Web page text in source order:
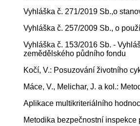
Vyhláška č. 271/2019 Sb.,o
Vyhláška č. 257/2009 Sb., o
Vyhláška č. 153/2016 Sb. -
zemědělského půdního fondu
Kočí, V.: Posuzování životního
Máce, V., Melichar, J. a kol.:
Aplikace multikriteriálního
Metodika bezpečnostní inspekce